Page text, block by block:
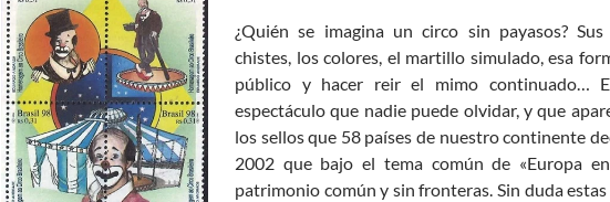
¿Quién se imagina un circo sin payasos? Sus
chistes, los colores, el martillo simulado, esa
público y hacer reir el mimo continuado…
espectáculo que nadie puede olvidar, y que
los sellos que 58 países de nuestro continente
2002 que bajo el tema común de «Europa
patrimonio común y sin fronteras. Sin duda